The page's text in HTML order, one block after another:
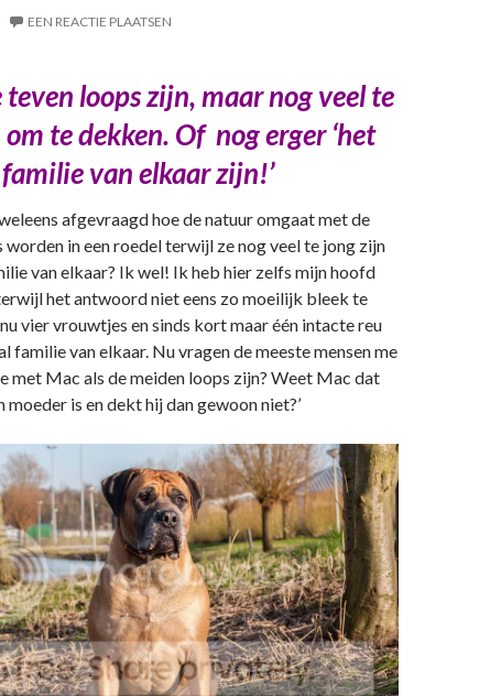
EEN REACTIE PLAATSEN
teven loops zijn, maar nog veel te
te dekken. Of nog erger ‘het
familie van elkaar zijn!’
afgevraagd hoe de natuur omgaat met de
worden in een roedel terwijl ze nog veel te jong zijn
van elkaar? Ik wel! Ik heb hier zelfs mijn hoofd
het antwoord niet eens zo moeilijk bleek te
vier vrouwtjes en sinds kort maar één intacte reu
familie van elkaar. Nu vragen de meeste mensen me
met Mac als de meiden loops zijn? Weet Mac dat
moeder is en dekt hij dan gewoon niet?’